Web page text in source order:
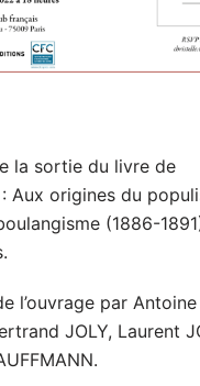
la sortie du livre de
Aux origines du
(1886-
l’ouvrage par Antoine
JOLY, Laurent